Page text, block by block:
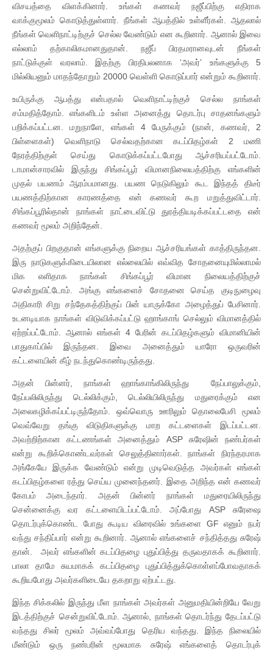
விசயத்தை விளக்கினார். உங்கள் கணவர் நஜீப்பிற்கு எதிராக
வாக்குமூலம் கொடுத்துள்ளார். நீங்கள் ஆபத்தில் உள்ளீர்கள். ஆதலால்
நீங்கள் வெளிநாட்டிற்குச் செல்ல வேண்டும் என கூறினார். ஆனால் இவை
எல்லாம் தற்காலிகமானதுதான். நஜீப் பிரதமரானவுடன் நீங்கள்
நாட்டுக்குள் வரலாம். இதற்கு பிரதிபலனாக ‘அவர்’ உங்களுக்கு 5
மில்லியனும் மாதந்தோறும் 20000 வெள்ளி கொடுப்பார் என்றும் கூறினார்.
உயிருக்கு ஆபத்து என்பதால் வெளிநாட்டிற்குச் செல்ல நாங்கள்
சம்மதித்தோம். எங்களிடம் உள்ள அனைத்து தொடர்பு சாதனங்களும்
பறிக்கப்பட்டன. மறுநாளே, எங்கள் 4 பேருக்கும் (நான், கணவர், 2
பிள்ளைகள்) வெளிநாடு செல்வதற்கான கடப்பிதழ்கள் 2 மணி
நேரத்திற்குள் செய்து கொடுக்கப்பட்டபோது ஆச்சரியப்பட்டோம்.
டாமான்சாரவில் இருந்து சிங்கப்பூர் விமானநிலையத்திற்கு எங்களின்
முதல் பயணம் ஆரம்பமானது. பயண நெடுகிலும் கூட இந்தத் திடீர்
பயணத்திற்கான காரணத்தை என் கணவர் கூற மறுத்துவிட்டார்.
சிங்கப்பூரில்தான் நாங்கள் நாட்டைவிட்டு துரத்தியடிக்கப்பட்டதை என்
கணவர் மூலம் அறிந்தேன்.
அதற்குப் பிறகுதான் எங்களுக்கு நிறைய ஆச்சரியங்கள் காத்திருந்தன.
இரு நாடுகளுக்கிடையிலான எல்லையில் எவ்வித சோதனையுமில்லாமல்
மிக எளிதாக நாங்கள் சிங்கப்பூர் விமான நிலையத்திற்குச்
சென்றுவிட்டோம். அங்கு எங்களைச் சோதனை செய்த குடிநுழைவு
அதிகாரி சிறு சந்தேகத்திற்குப் பின் யாருக்கோ அழைத்துப் பேசினார்.
உடனடியாக நாங்கள் விடுவிக்கப்பட்டு ஹாங்காங் செல்லும் விமானத்தில்
ஏற்றப்பட்டோம். ஆனால் எங்கள் 4 பேரின் கடப்பிதழ்களும் விமானியின்
பாதுகாப்பில் இருந்தன. இவை அனைத்தும் யாரோ ஒருவரின்
கட்டளையின் கீழ் நடந்துகொண்டிருந்தது.
அதன் பின்னர், நாங்கள் ஹாங்காங்கிலிருந்து நேப்பாலுக்கும்,
நேப்பலிலிருந்து டெல்லிக்கும், டெல்லியிலிருந்து மதுரைக்கும் என
அலைகழிக்கப்பட்டிருந்தோம். ஒவ்வொரு ஊரிலும் தொலைபேசி மூலம்
வெவ்வேறு தங்கு விடுதிகளுக்கு மாற கட்டளைகள் இடப்பட்டன.
அவற்றிற்கான கட்டணங்கள் அனைத்தும் ASP சுரேஷின் நண்பர்கள்
என்று கூறிக்கொண்டவர்கள் செலுத்தினார்கள். நாங்கள் நிரந்தரமாக
அங்கேயே இருக்க வேண்டும் என்று முடிவெடுத்த அவர்கள் எங்கள்
கடப்பிதழ்களை ரத்து செய்ய முனைந்தனர். இதை அறிந்த என் கணவர்
கோபம் அடைந்தார். அதன் பின்னர் நாங்கள் மதுரையிலிருந்து
சென்னைக்கு வர கட்டளையிடப்பட்டோம். அப்போது ASP சுரேஷை
தொடர்புக்கொண்ட போது கூடிய விரைவில் உங்களை GF எனும் நபர்
வந்து சந்திப்பார் என்று கூறினார். ஆனால் எங்களைச் சந்தித்தது சுரேஷ்
தான். அவர் எங்களின் கடப்பிதழை புதுப்பித்து தருவதாகக் கூறினார்.
பாலா தாமே சுயமாகக் கடப்பிதழை புதுப்பித்துக்கொள்ளப்போவதாகக்
கூறியபோது அவர்களிடையே தகறாறு ஏற்பட்டது.
இந்த சிக்கலில் இருந்து மீள நாங்கள் அவர்கள் அனுமதியின்றியே வேறு
இடத்திற்குச் சென்றுவிட்டோம். ஆனால், நாங்கள் தொடர்ந்து தேடப்பட்டு
வந்தது சிலர் மூலம் அவ்வப்போது தெரிய வந்தது. இந்த நிலையில்
மீண்டும் ஒரு நண்பரின் மூலமாக சுரேஷ் எங்களைத் தொடர்புக்